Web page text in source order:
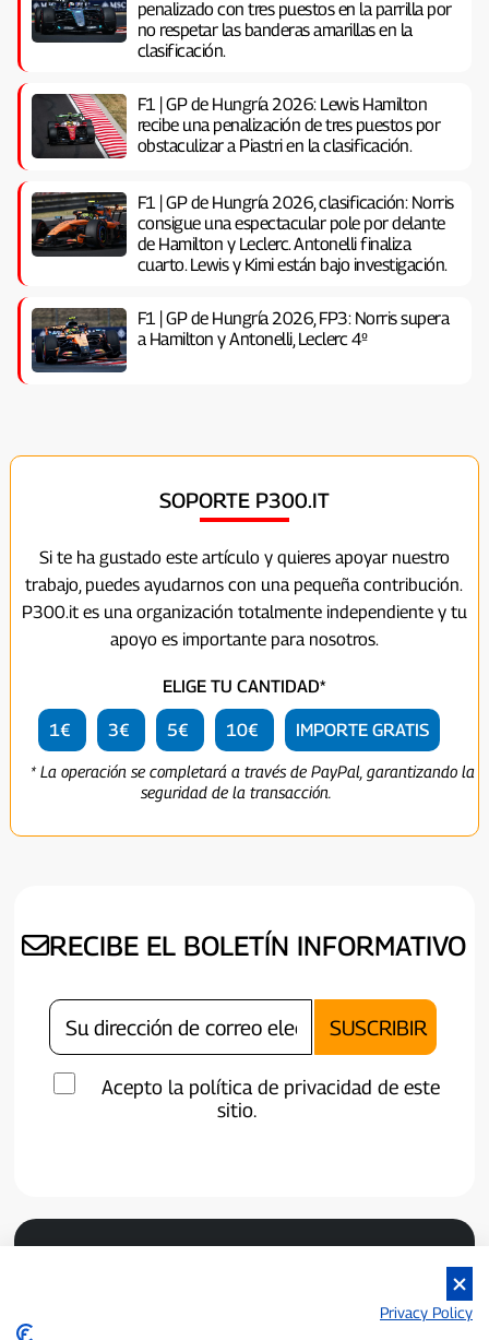
penalizado con tres puestos en la parrilla por
no respetar las banderas amarillas en la
clasificación.
F1 | GP de Hungría 2026: Lewis Hamilton
recibe una penalización de tres puestos por
obstaculizar a Piastri en la clasificación.
F1 | GP de Hungría 2026, clasificación: Norris
consigue una espectacular pole por delante
de Hamilton y Leclerc. Antonelli finaliza
cuarto. Lewis y Kimi están bajo investigación.
F1 | GP de Hungría 2026, FP3: Norris supera
a Hamilton y Antonelli, Leclerc 4º
SOPORTE P300.IT
Si te ha gustado este artículo y quieres apoyar nuestro
trabajo, puedes ayudarnos con una pequeña contribución.
P300.it es una organización totalmente independiente y tu
apoyo es importante para nosotros.
ELIGE TU CANTIDAD*
1€ 3€ 5€ 10€ IMPORTE GRATIS
* La operación se completará a través de PayPal, garantizando la
seguridad de la transacción.
RECIBE EL BOLETÍN INFORMATIVO
Acepto la política de privacidad de este
sitio.
Privacy Policy